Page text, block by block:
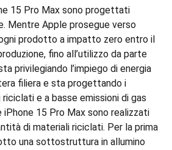
15 Pro Max sono progettati
Mentre Apple prosegue verso
prodotto a impatto zero entro il
fino all’utilizzo da parte
privilegiando l’impiego di energia
filiera e sta progettando i
e a basse emissioni di gas
iPhone 15 Pro Max sono realizzati
di materiali riciclati. Per la prima
una sottostruttura in allumino